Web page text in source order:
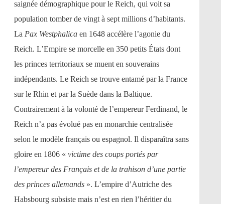
saignée démographique pour le Reich, qui voit sa
population tomber de vingt à sept millions d’habitants.
La Pax Westphalica en 1648 accélère l’agonie du
Reich. L’Empire se morcelle en 350 petits États dont
les princes territoriaux se muent en souverains
indépendants. Le Reich se trouve entamé par la France
sur le Rhin et par la Suède dans la Baltique.
Contrairement à la volonté de l’empereur Ferdinand, le
Reich n’a pas évolué pas en monarchie centralisée
selon le modèle français ou espagnol. Il disparaîtra sans
gloire en 1806 « victime des coups portés par
l’empereur des Français et de la trahison d’une partie
des princes allemands ». L’empire d’Autriche des
Habsbourg subsiste mais n’est en rien l’héritier du